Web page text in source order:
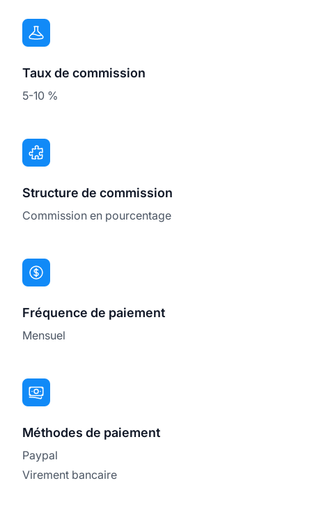
Taux de commission
5-10 %
Structure de commission
Commission en pourcentage
Fréquence de paiement
Mensuel
Méthodes de paiement
Paypal
Virement bancaire